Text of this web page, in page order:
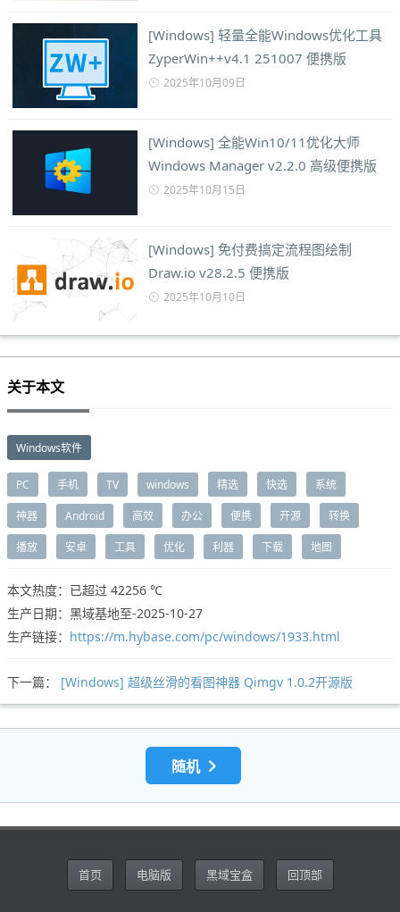
[Windows] 轻量全能Windows优化工具
ZyperWin++v4.1 251007 便携版
2025年10月09日
[Windows] 全能Win10/11优化大师
Windows Manager v2.2.0 高级便携版
2025年10月15日
[Windows] 免付费搞定流程图绘制
Draw.io v28.2.5 便携版
2025年10月10日
关于本文
Windows软件
PC 手机 TV windows 精选 快选 系统
神器 Android 高效 办公 便携 开源 转换
播放 安卓 工具 优化 利器 下载 地图
本文热度：已超过 42256 ℃
生产日期：黑域基地至-2025-10-27
生产链接： https://m.hybase.com/pc/windows/1933.html
下一篇： [Windows] 超级丝滑的看图神器 Qimgv 1.0.2开源版
随机
首页 电脑版 黑域宝盒 回顶部